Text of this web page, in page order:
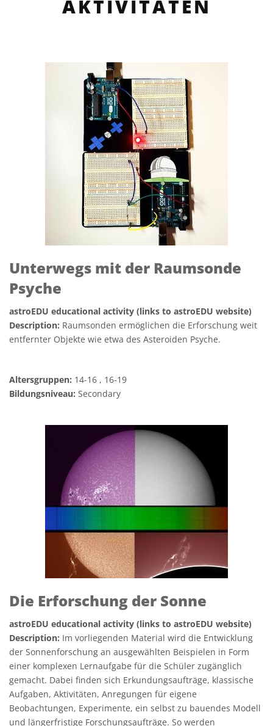
AKTIVITÄTEN
Unterwegs mit der Raumsonde
Psyche
astroEDU educational activity (links to astroEDU website)
Description: Raumsonden ermöglichen die Erforschung weit
entfernter Objekte wie etwa des Asteroiden Psyche.
Altersgruppen: 14-16 , 16-19
Bildungsniveau: Secondary
Die Erforschung der Sonne
astroEDU educational activity (links to astroEDU website)
Description: Im vorliegenden Material wird die Entwicklung
der Sonnenforschung an ausgewählten Beispielen in Form
einer komplexen Lernaufgabe für die Schüler zugänglich
gemacht. Dabei finden sich Erkundungsaufträge, klassische
Aufgaben, Aktivitäten, Anregungen für eigene
Beobachtungen, Experimente, ein selbst zu bauendes Modell
und längerfristige Forschungsaufträge. So werden